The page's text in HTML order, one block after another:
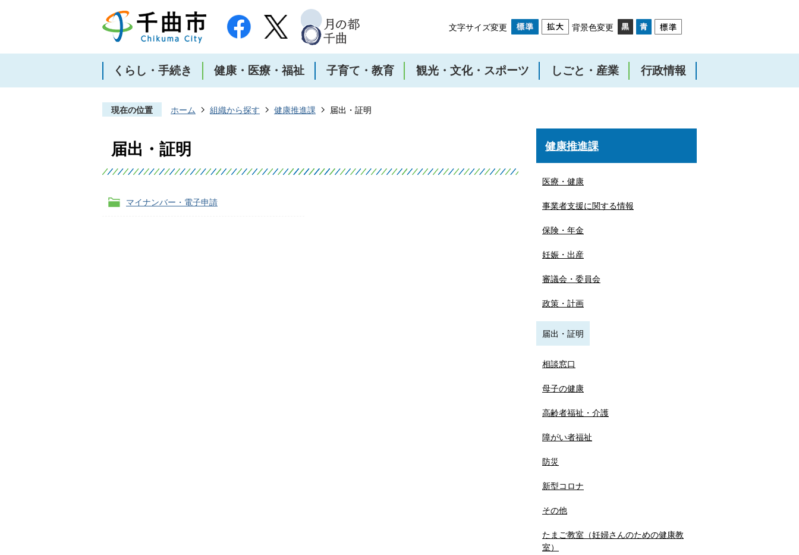
文字サイズ変更 背景色変更
くらし・手続き 健康・医療・福祉 子育て・教育 観光・文化・スポーツ しごと・産業 行政情報
現在の位置 ホーム 組織から探す 健康推進課 届出・証明
届出・証明
マイナンバー・電子申請
健康推進課
医療・健康
事業者支援に関する情報
保険・年金
妊娠・出産
審議会・委員会
政策・計画
届出・証明
相談窓口
母子の健康
高齢者福祉・介護
障がい者福祉
防災
新型コロナ
その他
たまご教室（妊婦さんのための健康教
室）